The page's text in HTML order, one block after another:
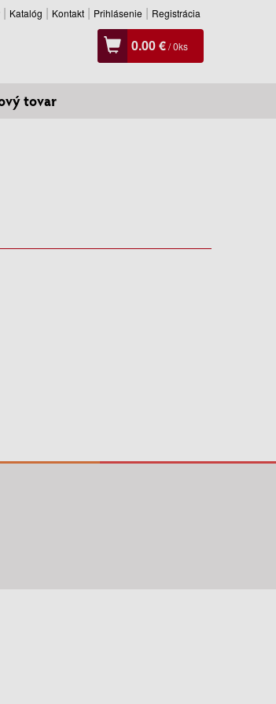
Katalóg Kontakt Prihlásenie Registrácia
0.00 €/0ks
tovar